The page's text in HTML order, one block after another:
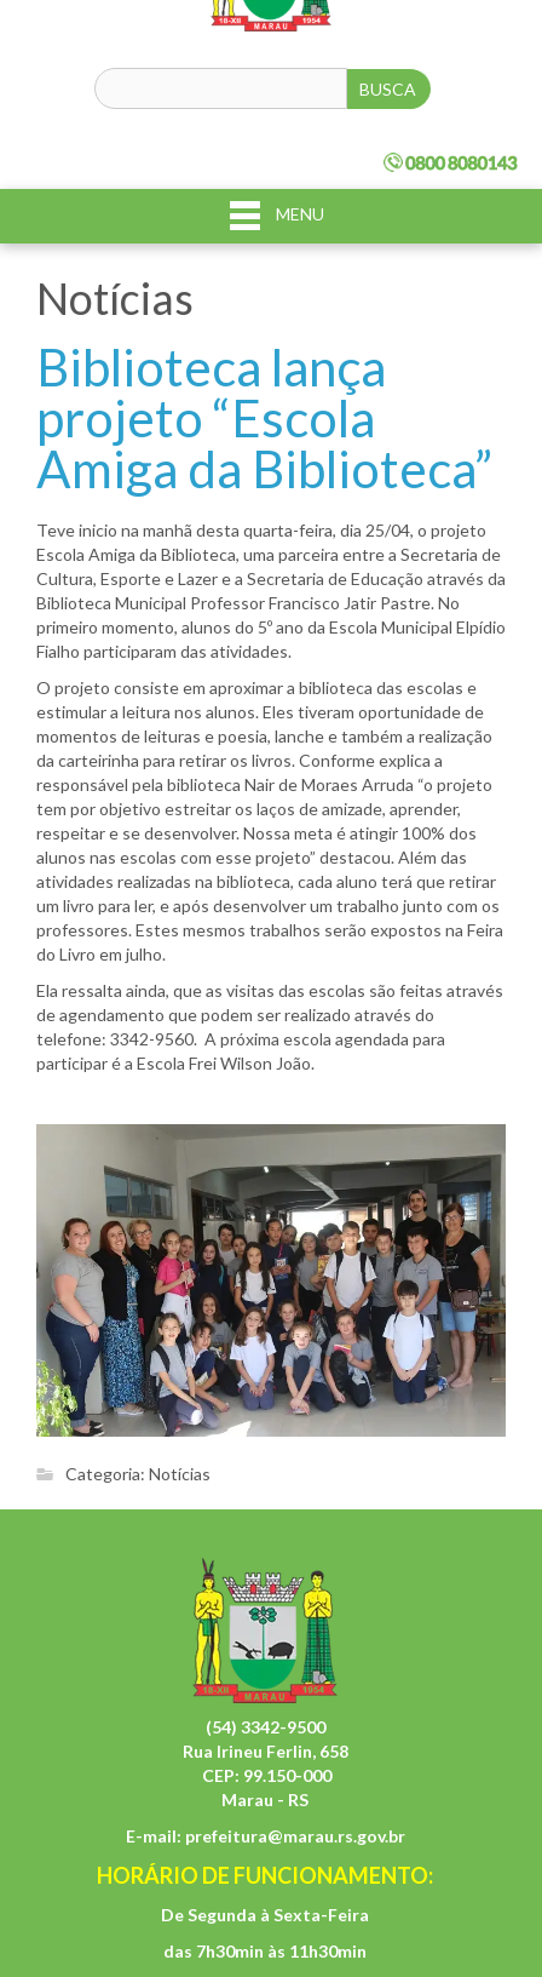
MENU
Notícias
Biblioteca lança
projeto “Escola
Amiga da Biblioteca”
Teve inicio na manhã desta quarta-feira, dia 25/04, o projeto
Escola Amiga da Biblioteca, uma parceira entre a Secretaria de
Cultura, Esporte e Lazer e a Secretaria de Educação através da
Biblioteca Municipal Professor Francisco Jatir Pastre. No
primeiro momento, alunos do 5º ano da Escola Municipal Elpídio
Fialho participaram das atividades.
O projeto consiste em aproximar a biblioteca das escolas e
estimular a leitura nos alunos. Eles tiveram oportunidade de
momentos de leituras e poesia, lanche e também a realização
da carteirinha para retirar os livros. Conforme explica a
responsável pela biblioteca Nair de Moraes Arruda “o projeto
tem por objetivo estreitar os laços de amizade, aprender,
respeitar e se desenvolver. Nossa meta é atingir 100% dos
alunos nas escolas com esse projeto” destacou. Além das
atividades realizadas na biblioteca, cada aluno terá que retirar
um livro para ler, e após desenvolver um trabalho junto com os
professores. Estes mesmos trabalhos serão expostos na Feira
do Livro em julho.
Ela ressalta ainda, que as visitas das escolas são feitas através
de agendamento que podem ser realizado através do
telefone: 3342-9560. A próxima escola agendada para
participar é a Escola Frei Wilson João.
Categoria: Notícias
(54) 3342-9500
Rua Irineu Ferlin, 658
CEP: 99.150-000
Marau - RS
E-mail: prefeitura@marau.rs.gov.br
HORÁRIO DE FUNCIONAMENTO:
De Segunda à Sexta-Feira
das 7h30min às 11h30min